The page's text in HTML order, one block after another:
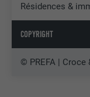
Résidences &
COPYRIGHT
© PREFA | Croce